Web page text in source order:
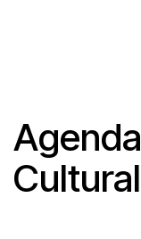
Agenda
Cultural